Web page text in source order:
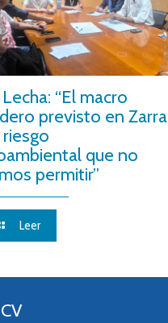
Lecha: “El macro
previsto en Zarra
que no
permitir”
Leer